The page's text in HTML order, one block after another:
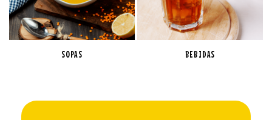
SOPAS BEBIDAS